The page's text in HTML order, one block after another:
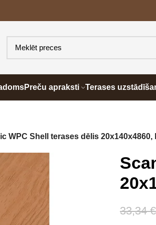
Preču apraksti Terases
WPC Shell terases dēlis
33,34€